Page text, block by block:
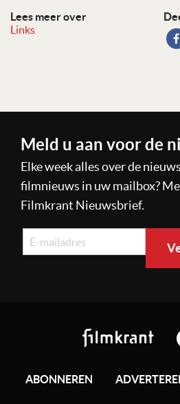
Lees meer over
Links
Meld u aan voor de
Elke week alles over de
filmnieuws in uw mailbox?
Filmkrant Nieuwsbrief.
ABONNEREN